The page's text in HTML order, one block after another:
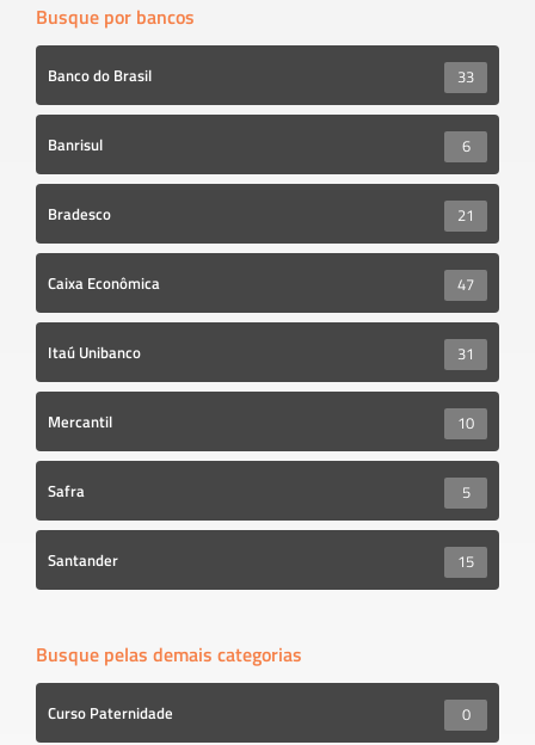
Busque por bancos
Banco do Brasil 33
Banrisul 6
Bradesco 21
Caixa Econômica 47
Itaú Unibanco 31
Mercantil 10
Safra 5
Santander 15
Busque pelas demais categorias
Curso Paternidade 0